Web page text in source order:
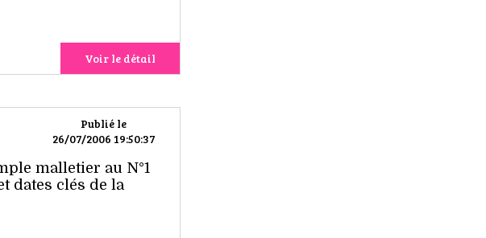
Voir le détail
Publié le
26/07/2006 19:50:37
malletier au N°1
dates clés de la